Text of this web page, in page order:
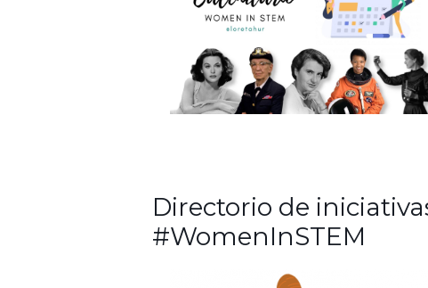
Directorio de
#WomenInSTEM